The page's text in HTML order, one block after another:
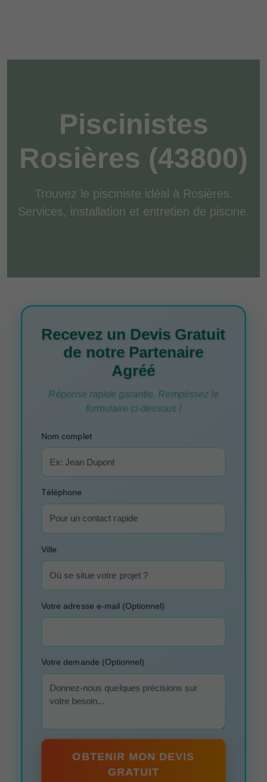
Piscinistes
Rosières (43800)
Trouvez le pisciniste idéal à Rosières.
Services, installation et entretien de piscine.
Recevez un Devis Gratuit
de notre Partenaire
Agréé
Réponse rapide garantie. Remplissez le
formulaire ci-dessous !
Nom complet
Téléphone
Ville
Votre adresse e-mail (Optionnel)
Votre demande (Optionnel)
OBTENIR MON DEVIS
GRATUIT